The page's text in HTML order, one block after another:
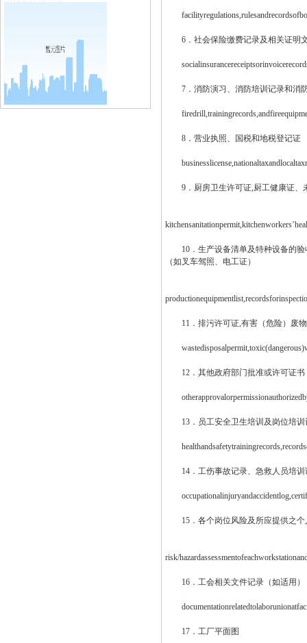
6．社会保险缴费记录及相关证明
7．消防演习、消防培训记录和消
8．营业执照、国税和地税登记证
9．厨房卫生许可证,厨工健康证、
10．生产设备清单及特种设备的验
（如叉车驾照、电工证）
11．排污许可证,有害（危险）废物
12．其他政府部门批准或许可证书
13．员工安全卫生培训及岗位培训
14．工伤事故记录、急救人员培训
15．各个岗位风险及所应提供之个
risk/
16．工会相关文件记录（如适用）
17．工厂平面图